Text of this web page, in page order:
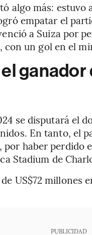
algo más: estuvo
empatar el
a Suiza por
con un gol en el
se disputará el
En tanto, el
haber perdido
Stadium de
US$72 millones
PUBLICIDAD